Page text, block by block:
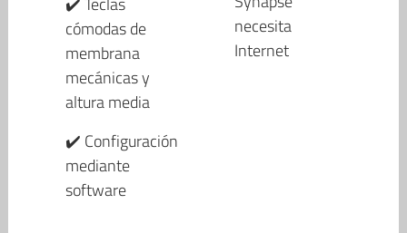
cómodas de
membrana
mecánicas y
altura media
✔️ Configuración
mediante
software
necesita
Internet